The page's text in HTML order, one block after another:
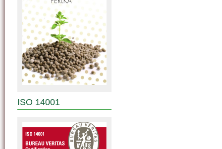
ISO 14001